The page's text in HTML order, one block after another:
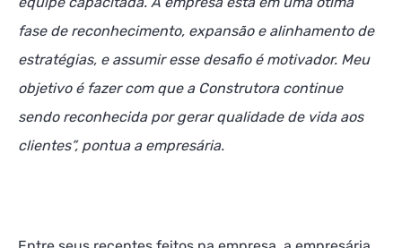
fase de reconhecimento, expansão e alinhamento de
estratégias, e assumir esse desafio é motivador. Meu
objetivo é fazer com que a Construtora continue
sendo reconhecida por gerar qualidade de vida aos
clientes”, pontua a empresária.